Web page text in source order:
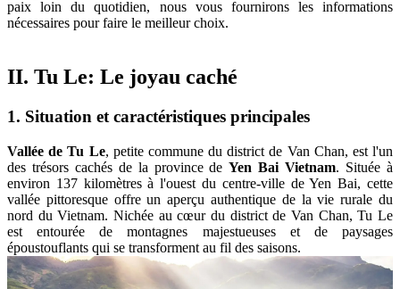
paix loin du quotidien, nous vous fournirons les informations
nécessaires pour faire le meilleur choix.
II. Tu Le: Le joyau caché
1. Situation et caractéristiques principales
Vallée de Tu Le, petite commune du district de Van Chan, est l'un
des trésors cachés de la province deYen Bai Vietnam. Située à
environ 137 kilomètres à l'ouest du centre-ville de Yen Bai, cette
vallée pittoresque offre un aperçu authentique de la vie rurale du
nord du Vietnam. Nichée au cœur du district de Van Chan, Tu Le
est entourée de montagnes majestueuses et de paysages
époustouflants qui se transforment au fil des saisons.